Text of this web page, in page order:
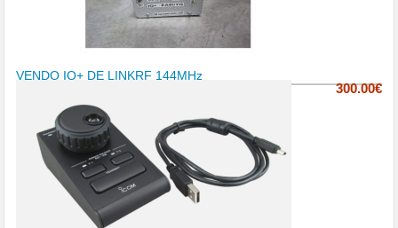
VENDO IQ+ DE LINKRF 144MHz
300.00€